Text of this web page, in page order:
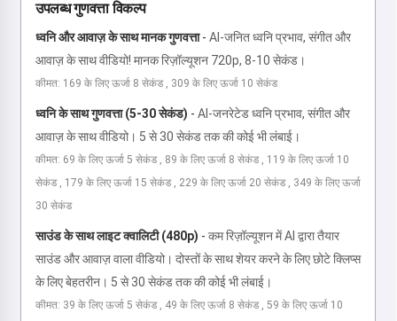
उपलब्ध गुणवत्ता विकल्प
ध्वनि और आवाज़ के साथ मानक गुणवत्ता- AI-जनित ध्वनि प्रभाव, संगीत और
आवाज़ के साथ वीडियो! मानक रिज़ॉल्यूशन 720p, 8-10 सेकंड।
कीमत: 169 के लिए ऊर्जा 8 सेकंड , 309 के लिए ऊर्जा 10 सेकंड
ध्वनि के साथ गुणवत्ता (5-30 सेकंड) - AI-जनरेटेड ध्वनि प्रभाव, संगीत और
आवाज़ के साथ वीडियो। 5 से 30 सेकंड तक की कोई भी लंबाई।
कीमत: 69 के लिए ऊर्जा 5 सेकंड , 89 के लिए ऊर्जा 8 सेकंड , 119 के लिए ऊर्जा 10
सेकंड , 179 के लिए ऊर्जा 15 सेकंड , 229 के लिए ऊर्जा 20 सेकंड , 349 के लिए ऊर्जा
30 सेकंड
साउंड के साथ लाइट क्वालिटी (480p) - कम रिज़ॉल्यूशन में AI द्वारा तैयार
साउंड और आवाज़ वाला वीडियो। दोस्तों के साथ शेयर करने के लिए छोटे क्लिप्स
के लिए बेहतरीन। 5 से 30 सेकंड तक की कोई भी लंबाई।
कीमत: 39 के लिए ऊर्जा 5 सेकंड , 49 के लिए ऊर्जा 8 सेकंड , 59 के लिए ऊर्जा 10